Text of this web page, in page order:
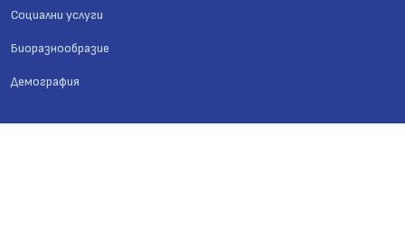
Социални услуги
Биоразнообразие
Демография